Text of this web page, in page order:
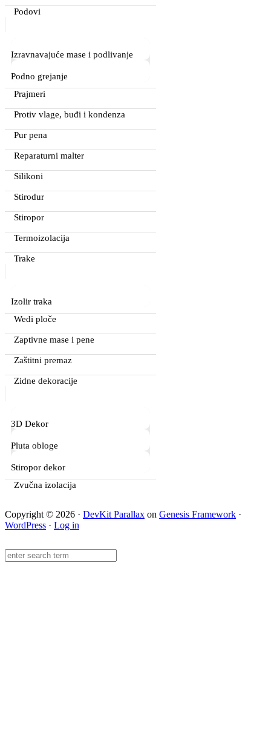
Podovi
Izravnavajuće mase i podlivanje
Podno grejanje
Prajmeri
Protiv vlage, buđi i kondenza
Pur pena
Reparaturni malter
Silikoni
Stirodur
Stiropor
Termoizolacija
Trake
Izolir traka
Wedi ploče
Zaptivne mase i pene
Zaštitni premaz
Zidne dekoracije
3D Dekor
Pluta obloge
Stiropor dekor
Zvučna izolacija
Copyright © 2026 · DevKit Parallax on Genesis Framework ·
WordPress · Log in